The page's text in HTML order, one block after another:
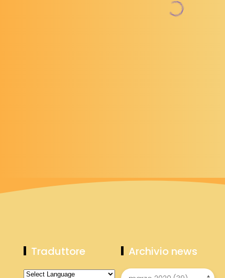
Traduttore Archivio news